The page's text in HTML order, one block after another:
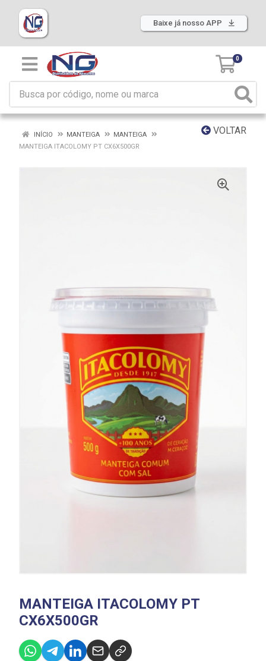
Baixe já nosso APP
0
VOLTAR
INÍCIO MANTEIGA
MANTEIGA
MANTEIGA ITACOLOMY PT CX6X500GR
MANTEIGA ITACOLOMY PT
CX6X500GR